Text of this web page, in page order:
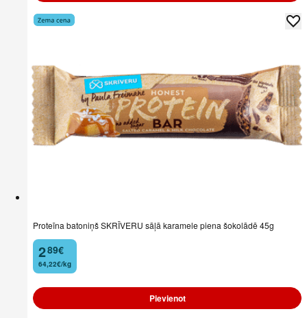
Proteīna batoniņš SKRĪVERU sāļā karamele piena šokolādē 45g
2
. 89€
64,22€/kg
Pievienot